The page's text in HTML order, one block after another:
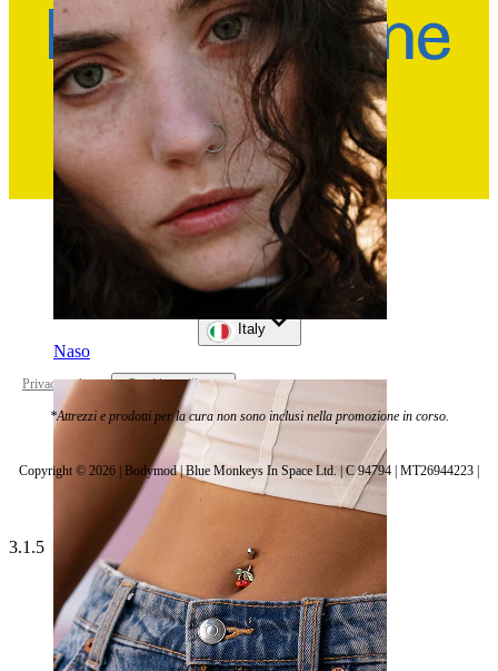
Naso
Italy
Privacy policy Cookie settings
*Attrezzi e prodotti per la cura non sono inclusi nella promozione in corso.
Copyright © 2026 | Bodymod | Blue Monkeys In Space Ltd. | C 94794 | MT26944223 |
3.1.5